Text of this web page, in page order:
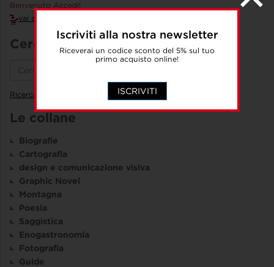
Iscriviti alla nostra newsletter
Riceverai un codice sconto del 5% sul tuo
primo acquisto online!
ISCRIVITI
Benvenuto Accedi!
vai al carrello
Cerca un libro
Ricerca avanzata
Le collane
Biografie
Cartografia
design e comunicazione visiva
Graphic Novel
Montagna
Poesia
Saggistica
Enogastronomia
Fotografia
Guide